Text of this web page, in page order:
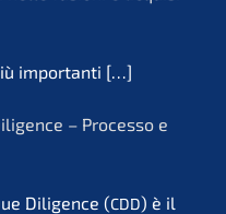
importan­ti […]
– Proces­so e
Diligence (CDD) è il